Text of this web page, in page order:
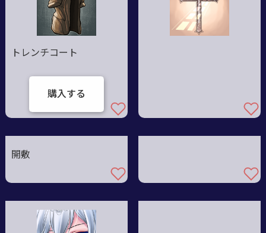
トレンチコート
購入する
開敷